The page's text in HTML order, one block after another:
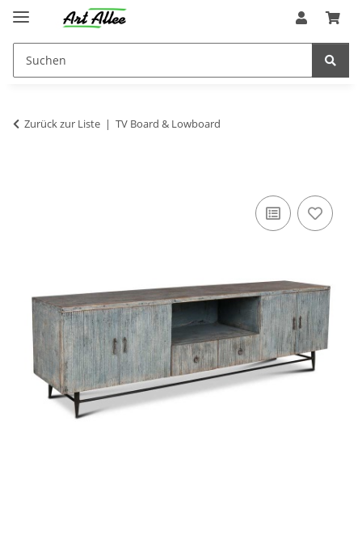
Zurück zur Liste TV Board & Lowboard